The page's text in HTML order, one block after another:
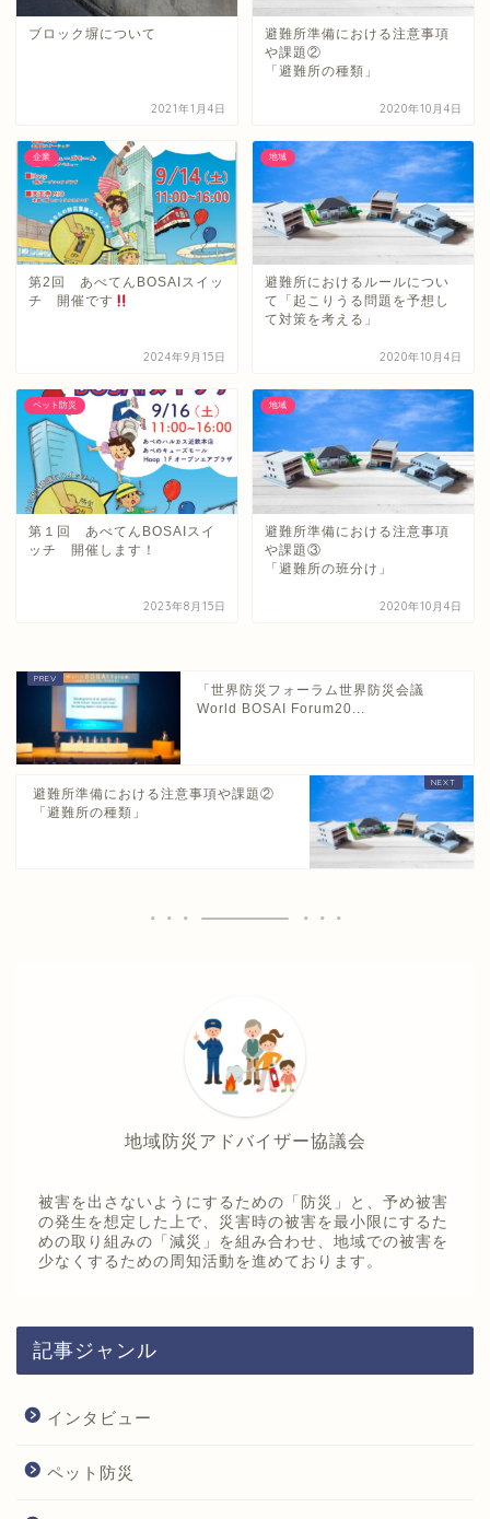
ブロック塀について
2021年1月4日
避難所準備における注意事項
や課題②
「避難所の種類」
2020年10月4日
企業
第2回 あべてんBOSAIスイッ
チ 開催です
2024年9月15日
地域
避難所におけるルールについ
て「起こりうる問題を予想し
て対策を考える」
2020年10月4日
ペット防災
第１回 あべてんBOSAIスイ
ッチ 開催します！
2023年8月15日
地域
避難所準備における注意事項
や課題③
「避難所の班分け」
2020年10月4日
「世界防災フォーラム世界防災会議
World BOSAI Forum20...
避難所準備における注意事項や課題②
「避難所の種類」
地域防災アドバイザー協議会
被害を出さないようにするための「防災」と、予め被害
の発生を想定した上で、災害時の被害を最小限にするた
めの取り組みの「減災」を組み合わせ、地域での被害を
少なくするための周知活動を進めております。
記事ジャンル
インタビュー
ペット防災